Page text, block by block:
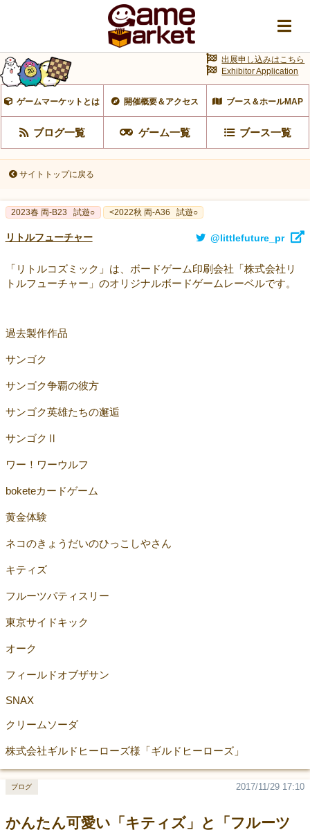
ゲームマーケットとは 開催概要＆アクセス ブース＆ホールMAP
ブログ一覧 ゲーム一覧 ブース一覧
出展申し込みはこちら
Exhibitor Application
サイトトップに戻る
2023春 両‐B23 試遊○ <2022秋 両-A36 試遊○
リトルフューチャー @littlefuture_pr
「リトルコズミック」は、ボードゲーム印刷会社「株式会社リ
トルフューチャー」のオリジナルボードゲームレーベルです。
過去製作作品
サンゴク
サンゴク争覇の彼方
サンゴク英雄たちの邂逅
サンゴクⅡ
ワー！ワーウルフ
boketeカードゲーム
黄金体験
ネコのきょうだいのひっこしやさん
キティズ
フルーツパティスリー
東京サイドキック
オーク
フィールドオブザサン
SNAX
クリームソーダ
株式会社ギルドヒーローズ様「ギルドヒーローズ」
かんたん可愛い「キティズ」と「フルーツ
2017/11/29 17:10
ブログ